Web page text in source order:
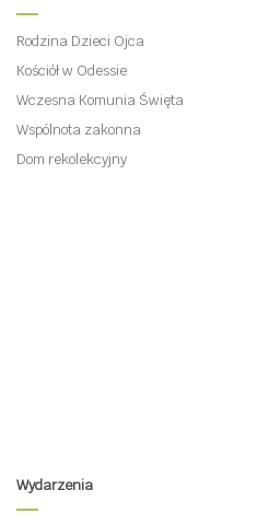
Rodzina Dzieci Ojca
Kościół w Odessie
Wczesna Komunia Święta
Wspólnota zakonna
Dom rekolekcyjny
Wydarzenia